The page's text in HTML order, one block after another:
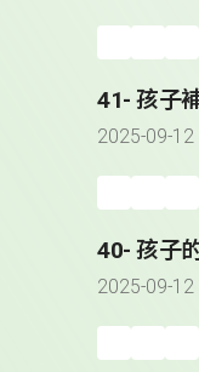
41- 孩子
2025-09-12
40- 孩子
2025-09-12